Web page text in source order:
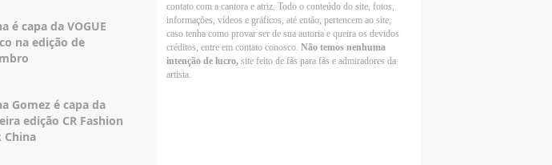
Taylor Swift Brasil
é capa da VOGUE
na edição de
Gomez é capa da
edição CR Fashion
China
contato com a cantora e atriz. Todo o conteúdo do site, fotos,
informações, vídeos e gráficos, até então, pertencem ao site,
caso tenha como provar ser de sua autoria e queira os devidos
créditos, entre em contato conosco.Não temos nenhuma
intenção de lucro,site feito de fãs para fãs e admiradores da
artista.